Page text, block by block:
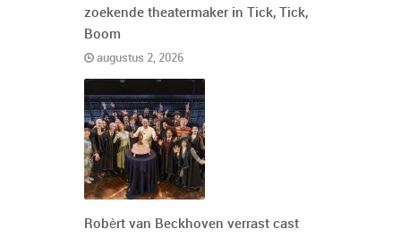
zoekende theatermaker in Tick, Tick,
Boom
augustus 2, 2026
Robèrt van Beckhoven verrast cast